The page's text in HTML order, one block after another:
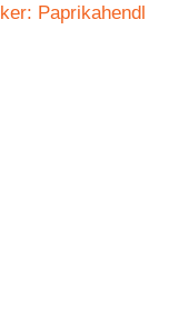
Paprikahendl